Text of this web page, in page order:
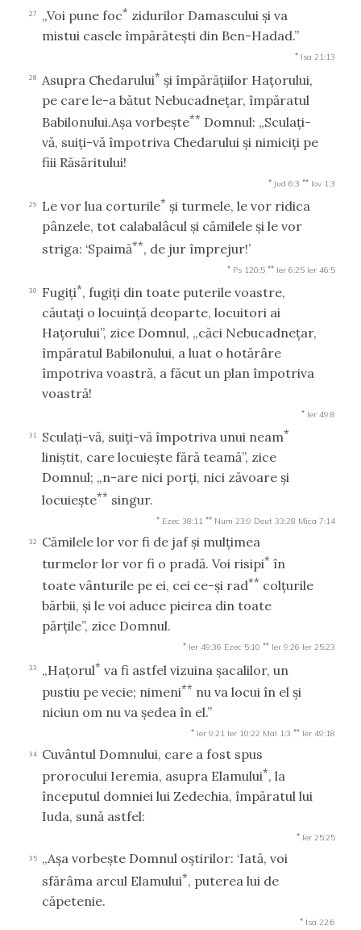
27 „Voi pune foc* zidurilor Damascului şi va
mistui casele împărăteşti din Ben-Hadad.”
* Isa 21:13
28 Asupra Chedarului* şi împărăţiilor Haţorului,
pe care le-a bătut Nebucadneţar, împăratul
Babilonului.Aşa vorbeşte** Domnul: „Sculaţi-
vă, suiţi-vă împotriva Chedarului şi nimiciţi pe
fiii Răsăritului!
* Jud 6:3 ** Iov 1:3
29 Le vor lua corturile* şi turmele, le vor ridica
pânzele, tot calabalâcul şi cămilele şi le vor
striga: ‘Spaimă**, de jur împrejur!’
* Ps 120:5 ** Ier 6:25 Ier 46:5
30 Fugiţi*, fugiţi din toate puterile voastre,
căutaţi o locuinţă deoparte, locuitori ai
Haţorului”, zice Domnul, „căci Nebucadneţar,
împăratul Babilonului, a luat o hotărâre
împotriva voastră, a făcut un plan împotriva
voastră!
* Ier 49:8
31 Sculaţi-vă, suiţi-vă împotriva unui neam*
liniştit, care locuieşte fără teamă”, zice
Domnul; „n-are nici porţi, nici zăvoare şi
locuieşte** singur.
* Ezec 38:11 ** Num 23:9 Deut 33:28 Mica 7:14
32
Cămilele lor vor fi de jaf şi mulţimea
turmelor lor vor fi o pradă. Voi risipi* în
toate vânturile pe ei, cei ce-şi rad** colţurile
bărbii, şi le voi aduce pieirea din toate
părţile”, zice Domnul.
* Ier 49:36 Ezec 5:10 ** Ier 9:26 Ier 25:23
33 „Haţorul* va fi astfel vizuina şacalilor, un
pustiu pe vecie; nimeni** nu va locui în el şi
niciun om nu va şedea în el.”
* Ier 9:21 Ier 10:22 Mal 1:3 ** Ier 49:18
34
Cuvântul Domnului, care a fost spus
prorocului Ieremia, asupra Elamului*, la
începutul domniei lui Zedechia, împăratul lui
Iuda, sună astfel:
* Ier 25:25
35
„Aşa vorbeşte Domnul oştirilor: ‘Iată, voi
sfărâma arcul Elamului*, puterea lui de
căpetenie.
* Isa 22:6